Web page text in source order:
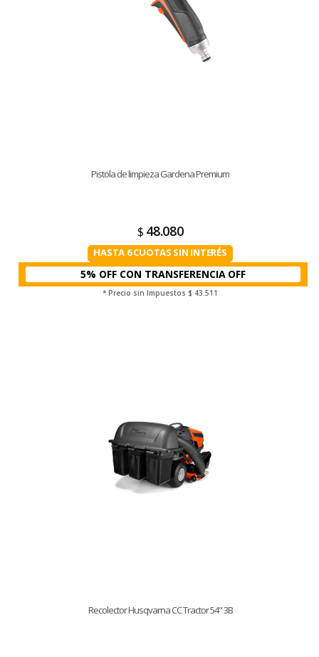
Pistola de limpieza Gardena Premium
$ 48.080
HASTA 6 CUOTAS SIN INTERÉS
5% OFF CON TRANSFERENCIA
* Precio sin Impuestos $ 43.511
Recolector Husqvarna CC Tractor 54" 3B